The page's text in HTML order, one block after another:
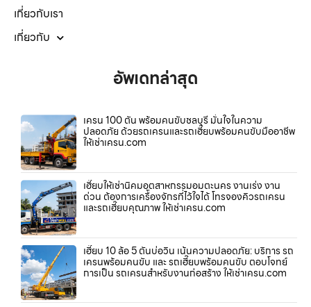
เกี่ยวกับเรา
เกี่ยวกับ
อัพเดทล่าสุด
เครน 100 ตัน พร้อมคนขับชลบุรี มั่นใจในความ
ปลอดภัย ด้วยรถเครนและรถเฮี๊ยบพร้อมคนขับมืออาชีพ
ให้เช่าเครน.com
เฮี๊ยบให้เช่านิคมอุตสาหกรรมอมตะนคร งานเร่ง งาน
ด่วน ต้องการเครื่องจักรที่ไว้ใจได้ โทรจองคิวรถเครน
และรถเฮี๊ยบคุณภาพ ให้เช่าเครน.com
เฮี๊ยบ 10 ล้อ 5 ตันบ่อวิน เน้นความปลอดภัย: บริการ รถ
เครนพร้อมคนขับ และ รถเฮี๊ยบพร้อมคนขับ ตอบโจทย์
การเป็น รถเครนสำหรับงานก่อสร้าง ให้เช่าเครน.com